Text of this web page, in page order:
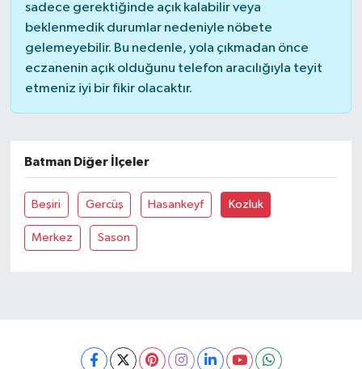
sadece gerektiğinde açık kalabilir veya
beklenmedik durumlar nedeniyle nöbete
gelemeyebilir. Bu nedenle, yola çıkmadan önce
eczanenin açık olduğunu telefon aracılığıyla teyit
etmeniz iyi bir fikir olacaktır.
Batman Diğer İlçeler
Beşiri Gercüş Hasankeyf Kozluk
Merkez Sason